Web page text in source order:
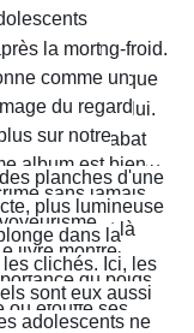
de sang-froid.
une peur panique
déclic chez lui.
arme et abat
que le neveu
Alvaro et
C’est là
quadragénaire
la mort
comme un
du regard
sur notre
album est bien
sans jamais
livre montre
du poids
ou étouffe ses
planches d'une
plus lumineuse
dans la
les
visages fatigués
toute la détresse
clichés. Ici, les
sont eux aussi
adolescents ne